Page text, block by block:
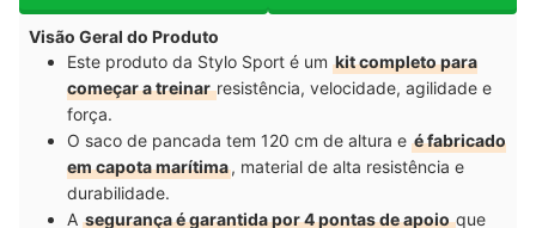
Visão Geral do Produto
Este produto da Stylo Sport é um kit completo para
começar a treinarresistência, velocidade, agilidade e
força.
O saco de pancada tem 120 cm de altura e é fabricado
em capota marítima, material de alta resistência e
durabilidade.
A segurança é garantida por 4 pontas de apoioque